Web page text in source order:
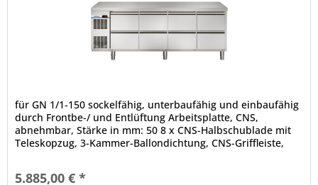
für GN 1/1-150 sockelfähig, unterbaufähig und einbaufähig
durch Frontbe-/ und Entlüftung Arbeitsplatte, CNS,
abnehmbar, Stärke in mm: 50 8 x CNS-Halbschublade mit
Teleskopzug, 3-Kammer-Ballondichtung, CNS-Griffleiste,
der Frontblende) automatische Abtauung (auch...
5.885,00 € *